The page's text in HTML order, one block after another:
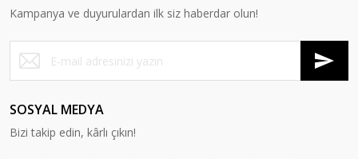
Kampanya ve duyurulardan ilk siz haberdar olun!
SOSYAL MEDYA
Bizi takip edin, kârlı çıkın!